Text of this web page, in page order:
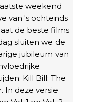
weekend
van 's ochtends
de beste films
sluiten we de
jubileum van
Kill Bill: The
In deze versie